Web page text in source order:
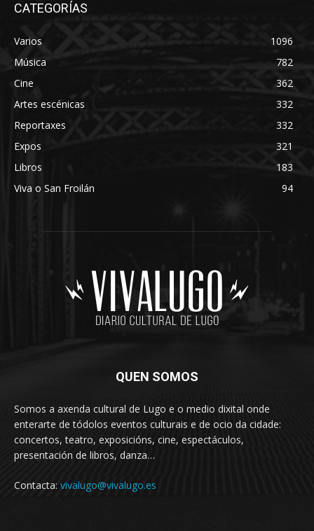
CATEGORÍAS
Varios
1096
Música
782
Cine
362
Artes escénicas
332
Reportaxes
332
Expos
321
Libros
183
Viva o San Froilán
94
QUEN SOMOS
Somos a axenda cultural de Lugo e o medio dixital onde
enterarte de tódolos eventos culturais e de ocio da cidade:
concertos, teatro, exposicións, cine, espectáculos,
presentación de libros, danza…
Contacta: vivalugo@vivalugo.es